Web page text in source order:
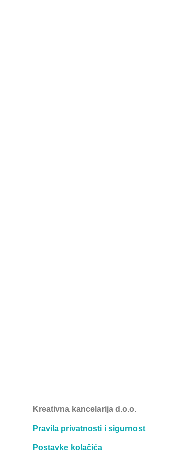
Kreativna kancelarija d.o.o.
Pravila privatnosti i sigurnost
Postavke kolačića